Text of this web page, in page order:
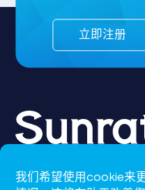
立即注册
我们希望使用cookie来